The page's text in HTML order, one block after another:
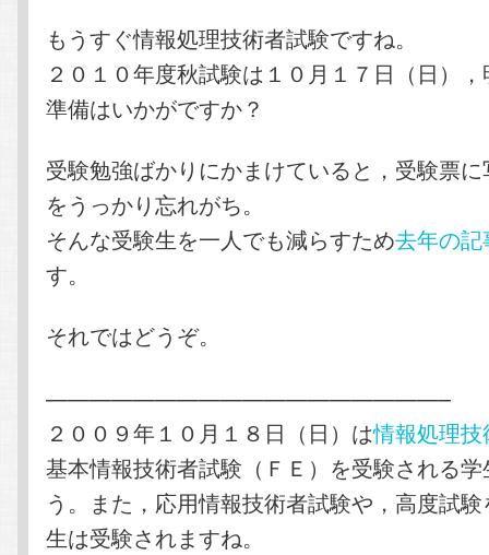
ツ
へ
移
動
へ
移
動
もうすぐ情報処理技術者試験ですね。
２０１０年度秋試験は１０月１７日（日）
準備はいかがですか？
受験勉強ばかりにかまけていると，受験票
をうっかり忘れがち。
そんな受験生を一人でも減らすため去年の記
す。
それではどうぞ。
——————————————————–
２００９年１０月１８日（日）は情報処理
基本情報技術者試験（ＦＥ）を受験される
う。また，応用情報技術者試験や，高度試
生は受験されますね。